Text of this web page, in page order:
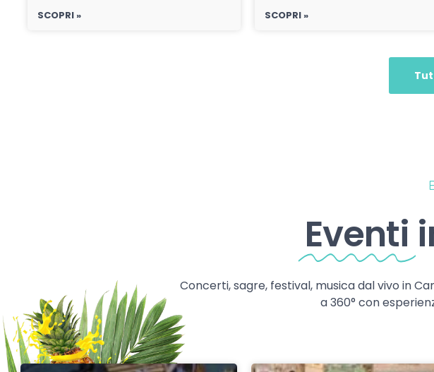
SCOPRI » SCOPRI »
Eventi
Concerti, sagre, festival, musica dal vivo in
a 360° con